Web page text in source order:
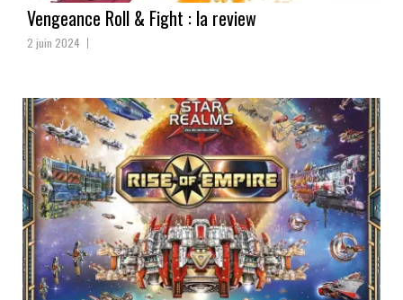
Vengeance Roll & Fight : la review
2 juin 2024